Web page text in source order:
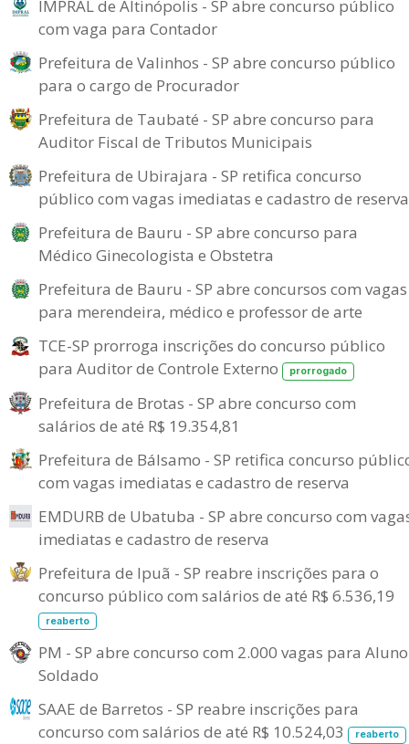
IMPRAL de Altinópolis - SP abre concurso público
com vaga para Contador
Prefeitura de Valinhos - SP abre concurso público
para o cargo de Procurador
Prefeitura de Taubaté - SP abre concurso para
Auditor Fiscal de Tributos Municipais
Prefeitura de Ubirajara - SP retifica concurso
público com vagas imediatas e cadastro de reserva
Prefeitura de Bauru - SP abre concurso para
Médico Ginecologista e Obstetra
Prefeitura de Bauru - SP abre concursos com vagas
para merendeira, médico e professor de arte
TCE-SP prorroga inscrições do concurso público
para Auditor de Controle Externo
prorrogado
Prefeitura de Brotas - SP abre concurso com
salários de até R$ 19.354,81
Prefeitura de Bálsamo - SP retifica concurso
com vagas imediatas e cadastro de reserva
EMDURB de Ubatuba - SP abre concurso com
imediatas e cadastro de reserva
Prefeitura de Ipuã - SP reabre inscrições para o
concurso público com salários de até R$ 6.536,19
reaberto
PM - SP abre concurso com 2.000 vagas para
Soldado
SAAE de Barretos - SP reabre inscrições para
concurso com salários de até R$ 10.524,03
reaberto